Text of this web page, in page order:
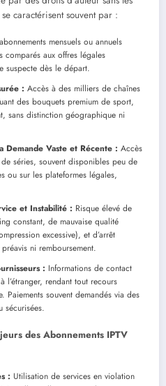
caractérisent souvent par :
mensuels ou annuels
aux offres légales
suspecte dès le départ.
: Accès à des milliers de chaînes
des bouquets premium de sport,
sans distinction géographique ni
Demande Vaste et Récente : Accès
séries, souvent disponibles peu de
ou sur les plateformes légales,
et Instabilité : Risque élevé de
constant, de mauvaise qualité
excessive), et d’arrêt
ni remboursement.
: Informations de contact
l’étranger, rendant tout recours
Paiements souvent demandés via des
sécurisées.
des Abonnements IPTV
: Utilisation de services en violation